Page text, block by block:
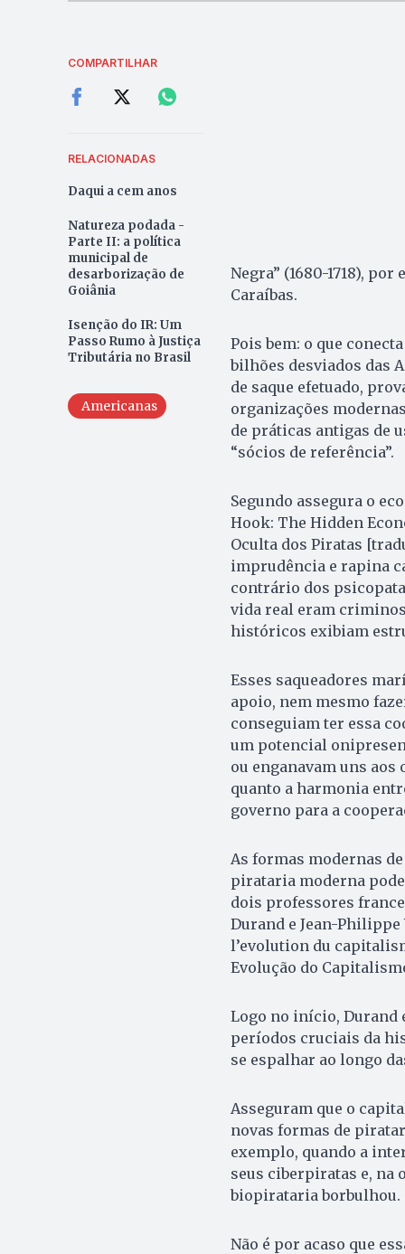
COMPARTILHAR
RELACIONADAS
Daqui a cem anos
Natureza podada -
Parte II: a política
municipal de
desarborização de
Goiânia
Isenção do IR: Um
Passo Rumo à Justiça
Tributária no Brasil
Americanas
Negra” (1680-1718),
Caraíbas.
Pois bem: o que
bilhões desviados das
de saque efetuado,
organizações
de práticas antigas de
“sócios de referência”.
Segundo assegura o
Hook: The Hidden
Oculta dos Piratas
imprudência e rapina
contrário dos
vida real eram
históricos exibiam
Esses saqueadores
apoio, nem mesmo
conseguiam ter essa
um potencial
ou enganavam uns
quanto a harmonia
governo para a
As formas modernas
pirataria moderna
dois professores
Durand e Jean-
l’evolution du
Evolução do
Logo no início, Durand
períodos cruciais da
se espalhar ao longo
Asseguram que o
novas formas de
exemplo, quando a
seus ciberpiratas e, na
biopirataria borbulhou.
Não é por acaso que